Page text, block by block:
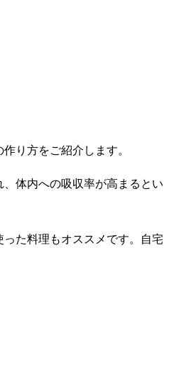
り方をご紹介します。
体内への吸収率が高まるとい
た料理もオススメです。自宅